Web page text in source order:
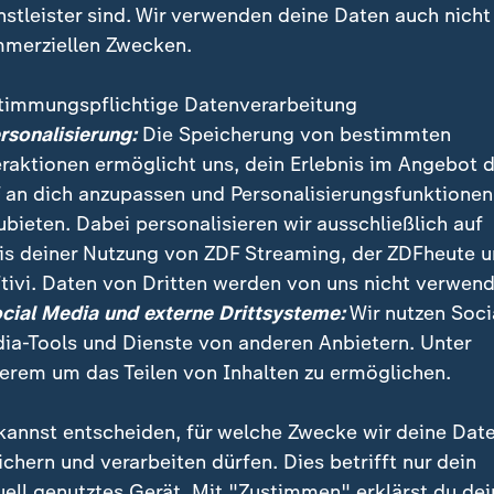
Gipfel in Washington habe die deutsche Delegation
Scheitern für möglich gehalten, sagt ZDF-
Andreas Kynast.
sind. Wir verwenden deine Daten auch nicht
Zwecken.
Datenverarbeitung
Die Speicherung von bestimmten
ermöglicht uns, dein Erlebnis im Angebot
an dich anzupassen und Personalisierungsfunktionen
Dabei personalisieren wir ausschließlich auf
deiner Nutzung von ZDF Streaming, der ZDFheute
Daten von Dritten werden von uns nicht
Media und externe Drittsysteme:Wir nutzen
Tools und Dienste von anderen Anbietern. Unter
um das Teilen von Inhalten zu ermöglichen.
entscheiden, für welche Zwecke wir deine
und verarbeiten dürfen. Dies betrifft nur dein